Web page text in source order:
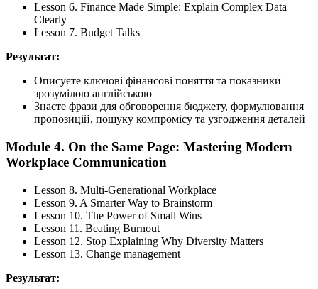
Lesson 6. Finance Made Simple: Explain Complex Data
Clearly
Lesson 7. Budget Talks
Результат:
Описуєте ключові фінансові поняття та показники
зрозумілою англійською
Знаєте фрази для обговорення бюджету, формулювання
пропозицій, пошуку компромісу та узгодження деталей
Module 4. On the Same Page: Mastering Modern
Workplace Communication
Lesson 8. Multi-Generational Workplace
Lesson 9. A Smarter Way to Brainstorm
Lesson 10. The Power of Small Wins
Lesson 11. Beating Burnout
Lesson 12. Stop Explaining Why Diversity Matters
Lesson 13. Change management
Результат: